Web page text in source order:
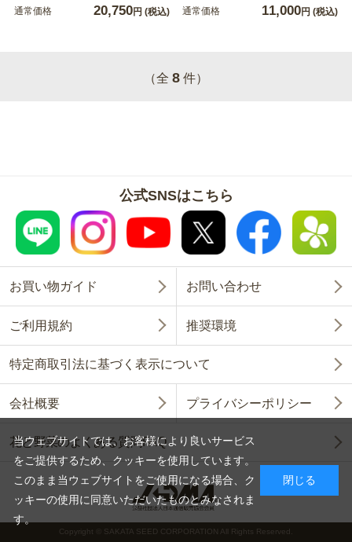
通常価格 20,750円 (税込) 通常価格 11,000円 (税込)
（全 8 件）
公式SNSはこちら
お買い物ガイド お問い合わせ
ご利用規約 推奨環境
特定商取引法に基づく表示について
会社概要 プライバシーポリシー
花と野菜のよくある質問FAQ
Copyright © SAKATA SEED CORPORATION All Rights Reserved.
当ウェブサイトでは、お客様により良いサービス
をご提供するため、クッキーを使用しています。
このまま当ウェブサイトをご使用になる場合、ク
ッキーの使用に同意いただいたものとみなされま
す。
閉じる